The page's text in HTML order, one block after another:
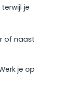
je
of naast
je op